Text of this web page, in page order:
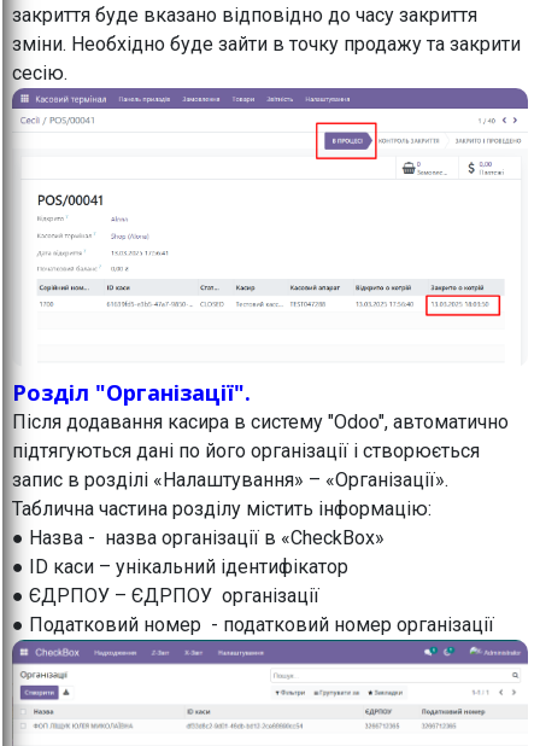
закриття буде вказано відповідно до часу закриття
зміни. Необхідно буде зайти в точку продажу та закрити
сесію.
Розділ "Організації".
Після додавання касира в систему "Odoo", автоматично
підтягуються дані по його організації і створюється
запис в розділі «Налаштування» – «Організації».
Таблична частина розділу містить інформацію:
● Назва - назва організації в «CheckBox»
● ID каси – унікальний ідентифікатор
● ЄДРПОУ – ЄДРПОУ організації
● Податковий номер - податковий номер організації